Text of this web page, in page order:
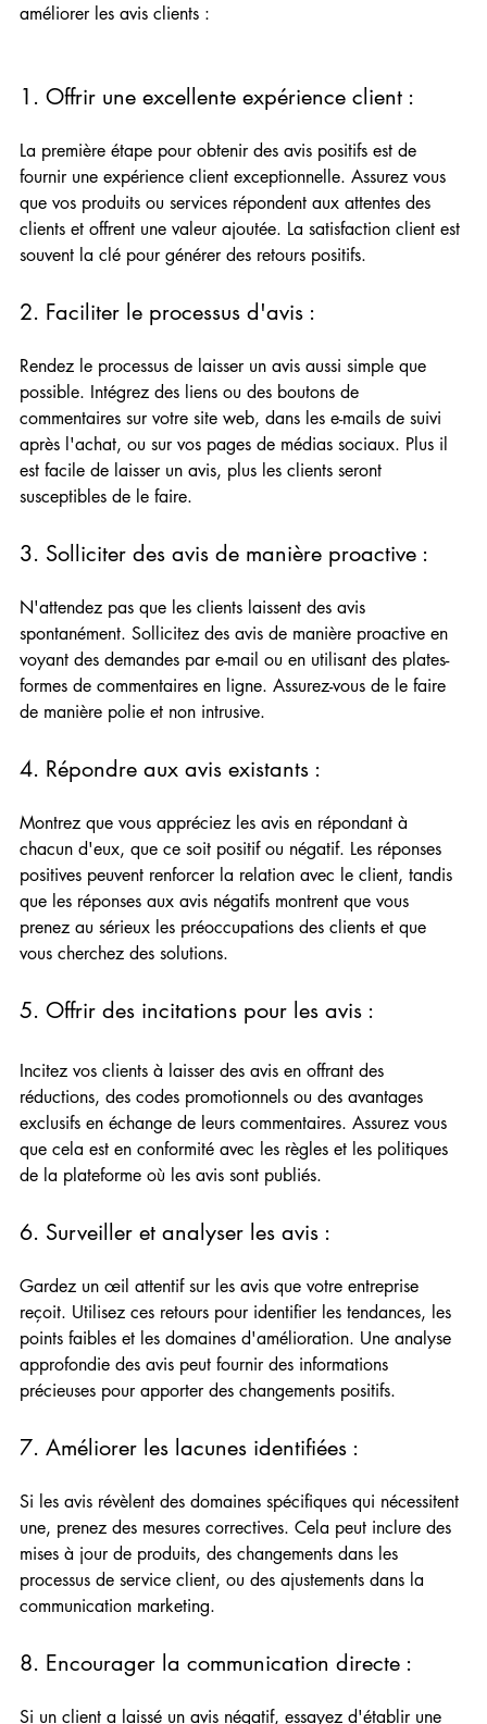
améliorer les avis clients :
1. Offrir une excellente expérience client :
La première étape pour obtenir des avis positifs est de
fournir une expérience client exceptionnelle. Assurez vous
que vos produits ou services répondent aux attentes des
clients et offrent une valeur ajoutée. La satisfaction client est
souvent la clé pour générer des retours positifs.
2. Faciliter le processus d'avis :
Rendez le processus de laisser un avis aussi simple que
possible. Intégrez des liens ou des boutons de
commentaires sur votre site web, dans les e-mails de suivi
après l'achat, ou sur vos pages de médias sociaux. Plus il
est facile de laisser un avis, plus les clients seront
susceptibles de le faire.
3. Solliciter des avis de manière proactive :
N'attendez pas que les clients laissent des avis
spontanément. Sollicitez des avis de manière proactive en
voyant des demandes par e-mail ou en utilisant des plates-
formes de commentaires en ligne. Assurez-vous de le faire
de manière polie et non intrusive.
4. Répondre aux avis existants :
Montrez que vous appréciez les avis en répondant à
chacun d'eux, que ce soit positif ou négatif. Les réponses
positives peuvent renforcer la relation avec le client, tandis
que les réponses aux avis négatifs montrent que vous
prenez au sérieux les préoccupations des clients et que
vous cherchez des solutions.
5. Offrir des incitations pour les avis :
Incitez vos clients à laisser des avis en offrant des
réductions, des codes promotionnels ou des avantages
exclusifs en échange de leurs commentaires. Assurez vous
que cela est en conformité avec les règles et les politiques
de la plateforme où les avis sont publiés.
6. Surveiller et analyser les avis :
Gardez un œil attentif sur les avis que votre entreprise
reçoit. Utilisez ces retours pour identifier les tendances, les
points faibles et les domaines d'amélioration. Une analyse
approfondie des avis peut fournir des informations
précieuses pour apporter des changements positifs.
7. Améliorer les lacunes identifiées :
Si les avis révèlent des domaines spécifiques qui nécessitent
une, prenez des mesures correctives. Cela peut inclure des
mises à jour de produits, des changements dans les
processus de service client, ou des ajustements dans la
communication marketing.
8. Encourager la communication directe :
Si un client a laissé un avis négatif, essayez d'établir une